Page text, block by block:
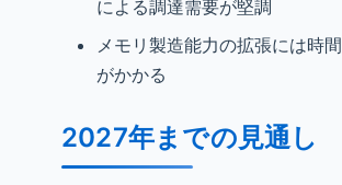
による調達需要が堅調
メモリ製造能力の拡張には時間
がかかる
2027年までの見通し